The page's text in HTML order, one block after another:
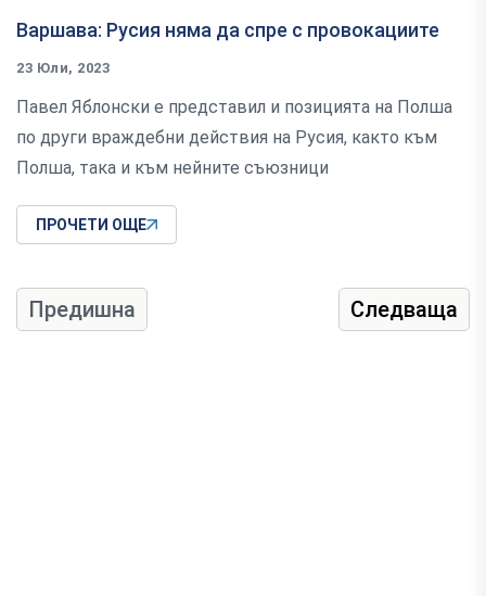
Варшава: Русия няма да спре с провокациите
23 Юли, 2023
Павел Яблонски е представил и позицията на Полша
по други враждебни действия на Русия, както към
Полша, така и към нейните съюзници
ПРОЧЕТИ ОЩЕ
Предишна Следваща